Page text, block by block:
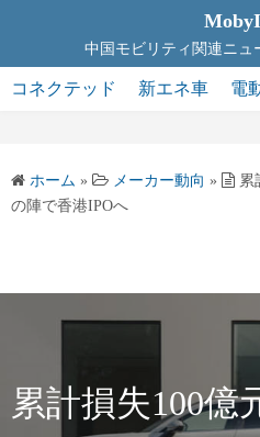
テ
ン
ス
キ
中国モビリティ関連ニュ
コネクテッド 新エネ車 電
ホーム » メーカー動向 »
累
の陣で香港IPOへ
累計損失100億